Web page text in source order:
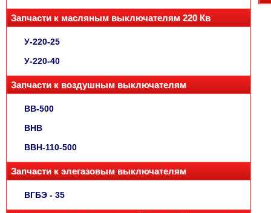
Запчасти к масляным выключателям 220 Кв
У-220-25
У-220-40
Запчасти к воздушным выключателям
ВВ-500
ВНВ
ВВН-110-500
Запчасти к элегазовым выключателям
ВГБЭ - 35